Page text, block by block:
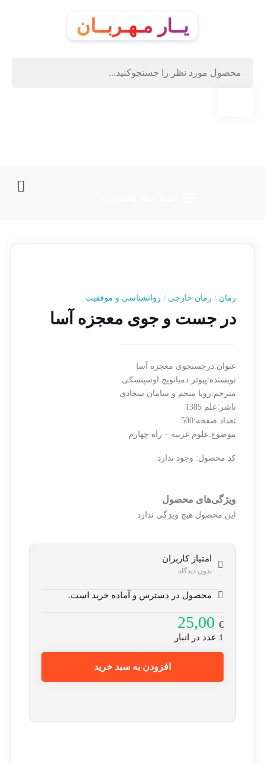
یــار مـهـربــان
رمان / رمان خارجی / روانشناسی و موفقیت
در جست و جوی معجزه آسا
عنوان:درجستجوی معجزه آسا
نویسنده:پیوتر دمیانویچ اوسپنسکی
مترجم:رویا منجم و سامان سجادی
ناشر:علم 1385
تعداد صفحه:500
موضوع:علوم غریبه – راه چهارم
کد محصول: وجود ندارد
ویژگی‌های محصول
این محصول هیچ ویژگی ندارد
امتیاز کاربران
بدون دیدگاه
محصول در دسترس و آماده خرید است.
25,00€
1 عدد در انبار
افزودن به سبد خرید